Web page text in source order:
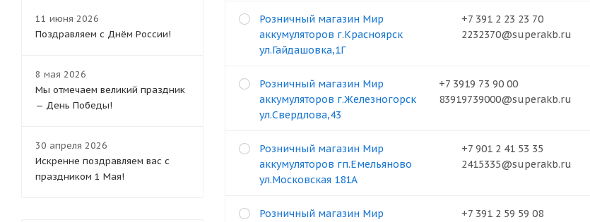
+7 391 2 23 23 70
2232370@superakb.ru
Розничный магазин Мир
аккумуляторов г.Красноярск
ул.Гайдашовка,1Г
+7 3919 73 90 00
83919739000@superakb.ru
Розничный магазин Мир
аккумуляторов г.Железногорск
ул.Свердлова,43
+7 901 2 41 53 35
2415335@superakb.ru
Розничный магазин Мир
аккумуляторов гп.Емельяново
ул.Московская 181А
+7 391 2 59 59 08
Розничный магазин Мир
11 июня 2026
Поздравляем с Днём России!
8 мая 2026
Мы отмечаем великий праздник
— День Победы!
30 апреля 2026
Искренне поздравляем вас с
праздником 1 Мая!